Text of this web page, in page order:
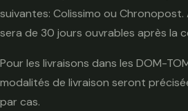
suivantes: Colissimo ou Chronopost.
sera de 30 jours ouvrables après la
Pour les livraisons dans les DOM-
modalités de livraison seront
par cas.